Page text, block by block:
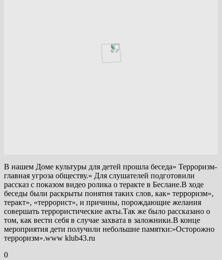
В нашем Доме культуры для детей прошла беседа» Терроризм-
главная угроза обществу.» Для слушателей подготовили
рассказ с показом видео ролика о теракте в Беслане.В ходе
беседы были раскрыты понятия таких слов, как» терроризм»,
теракт», «террорист», и причины, порождающие желания
совершать террористические акты.Так же было рассказано о
том, как вести себя в случае захвата в заложники.В конце
мероприятия дети получили небольшие памятки:»Осторожно
терроризм».www klub43.ru
0